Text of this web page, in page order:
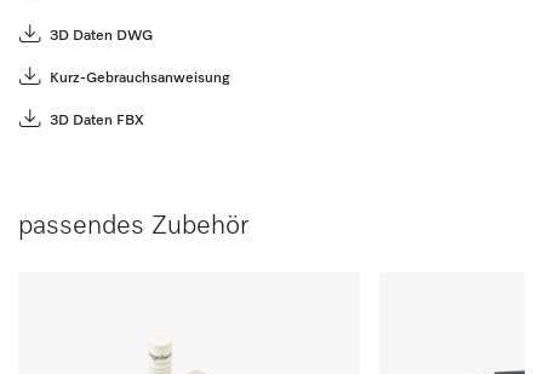
3D Daten DWG
Kurz-Gebrauchsanweisung
3D Daten FBX
passendes Zubehör